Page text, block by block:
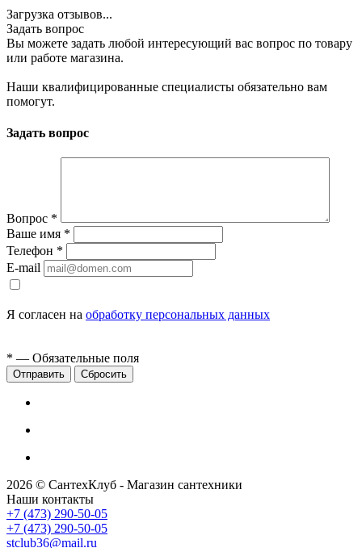
Загрузка отзывов...
Задать вопрос
Вы можете задать любой интересующий вас вопрос по товару
или работе магазина.
Наши квалифицированные специалисты обязательно вам
помогут.
Задать вопрос
Вопрос *
Ваше имя *
Телефон *
E-mail
Я согласен на обработку персональных данных
* — Обязательные поля
Сбросить
2026 © СантехКлуб - Магазин сантехники
Наши контакты
+7 (473) 290-50-05
+7 (473) 290-50-05
stclub36@mail.ru